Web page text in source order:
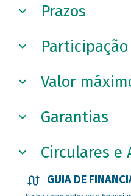
Prazos
Participação
Valor
Garantias
Circulares e
GUIA DE